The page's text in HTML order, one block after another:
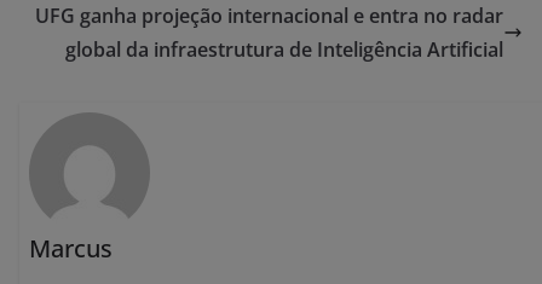
UFG ganha projeção internacional e entra no radar
global da infraestrutura de Inteligência Artificial
Marcus